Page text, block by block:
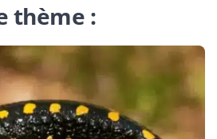
thème :